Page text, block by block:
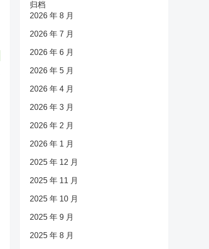
归档
2026 年 8 月
2026 年 7 月
2026 年 6 月
2026 年 5 月
2026 年 4 月
2026 年 3 月
2026 年 2 月
2026 年 1 月
2025 年 12 月
2025 年 11 月
2025 年 10 月
2025 年 9 月
2025 年 8 月